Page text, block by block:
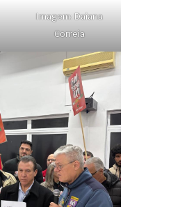
Imagem: Daiana
Correia